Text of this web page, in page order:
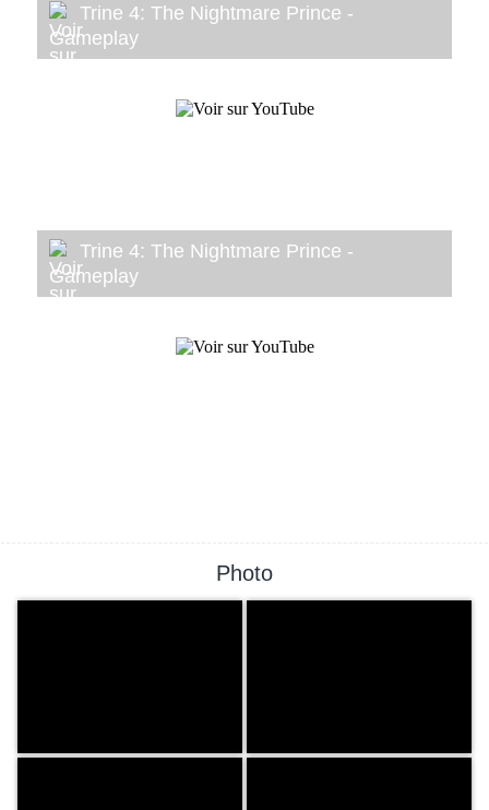
Trine 4: The Nightmare Prince -
Gameplay
Trine 4: The Nightmare Prince -
Gameplay
Photo